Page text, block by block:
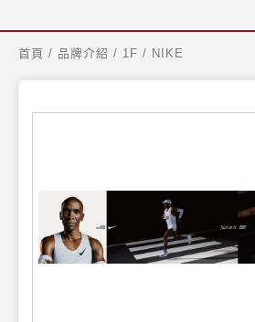
首頁 / 品牌介紹 / 1F / NIKE